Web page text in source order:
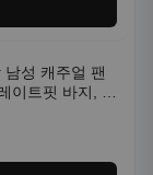
성 캐주얼 팬
이트핏 바지, 한
및 정장용, 발